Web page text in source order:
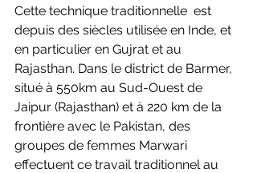
Cette technique traditionnelle  est
depuis des siècles utilisée en Inde, et
en particulier en Gujrat et au
Rajasthan. Dans le district de Barmer,
situé à 550km au Sud-Ouest de
Jaipur (Rajasthan) et à 220 km de la
frontière avec le Pakistan, des
groupes de femmes Marwari
effectuent ce travail traditionnel au